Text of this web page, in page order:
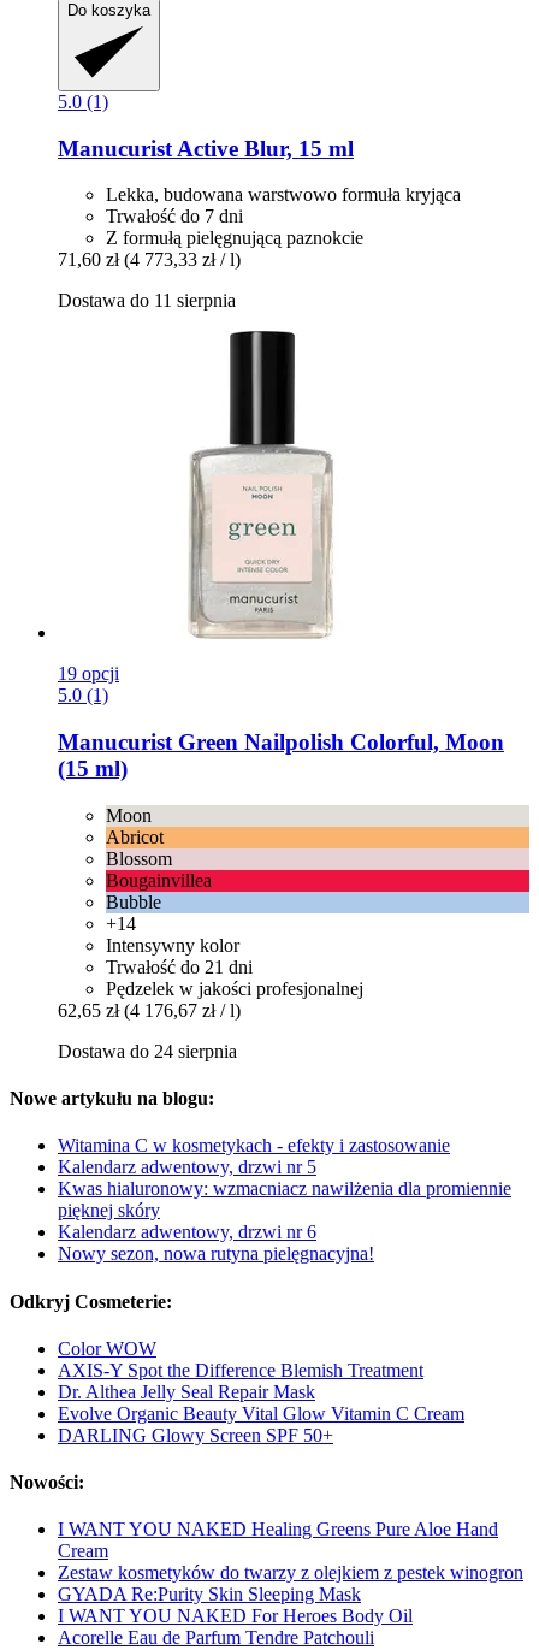
Do koszyka
5.0 (1)
Manucurist Active Blur, 15 ml
Lekka, budowana warstwowo formuła kryjąca
Trwałość do 7 dni
Z formułą pielęgnującą paznokcie
71,60 zł (4 773,33 zł / l)
Dostawa do 11 sierpnia
19 opcji
5.0 (1)
Manucurist Green Nailpolish Colorful, Moon
(15 ml)
Moon
Abricot
Blossom
Bougainvillea
Bubble
+14
Intensywny kolor
Trwałość do 21 dni
Pędzelek w jakości profesjonalnej
62,65 zł (4 176,67 zł / l)
Dostawa do 24 sierpnia
Nowe artykułu na blogu:
Witamina C w kosmetykach - efekty i zastosowanie
Kalendarz adwentowy, drzwi nr 5
Kwas hialuronowy: wzmacniacz nawilżenia dla promiennie
pięknej skóry
Kalendarz adwentowy, drzwi nr 6
Nowy sezon, nowa rutyna pielęgnacyjna!
Odkryj Cosmeterie:
Color WOW
AXIS-Y Spot the Difference Blemish Treatment
Dr. Althea Jelly Seal Repair Mask
Evolve Organic Beauty Vital Glow Vitamin C Cream
DARLING Glowy Screen SPF 50+
Nowości:
I WANT YOU NAKED Healing Greens Pure Aloe Hand
Cream
Zestaw kosmetyków do twarzy z olejkiem z pestek winogron
GYADA Re:Purity Skin Sleeping Mask
I WANT YOU NAKED For Heroes Body Oil
Acorelle Eau de Parfum Tendre Patchouli